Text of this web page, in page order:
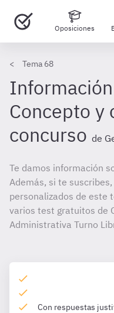
Oposiciones
Tema 68
Concepto y
concurso de
Te damos información
Además, si te
personalizados de este
varios test gratuitos de
Administrativa Turno
Con respuestas